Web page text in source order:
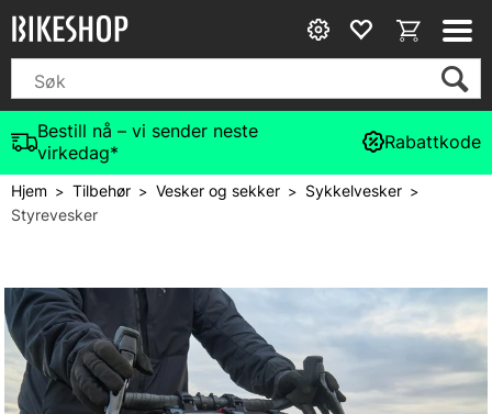
Bestill nå – vi sender neste
virkedag*
Rabattkode
Hjem>Tilbehør>Vesker og sekker> Sykkelvesker>
Styrevesker